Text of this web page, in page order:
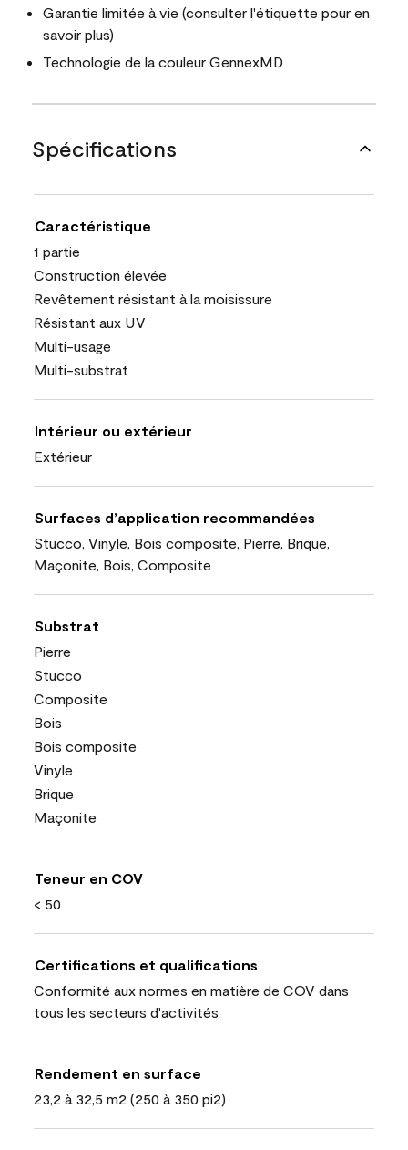
Garantie limitée à vie (consulter l'étiquette pour en
savoir plus)
Technologie de la couleur GennexMD
Spécifications
Caractéristique
1 partie
Construction élevée
Revêtement résistant à la moisissure
Résistant aux UV
Multi-usage
Multi-substrat
Intérieur ou extérieur
Extérieur
Surfaces d’application recommandées
Stucco, Vinyle, Bois composite, Pierre, Brique,
Maçonite, Bois, Composite
Substrat
Pierre
Stucco
Composite
Bois
Bois composite
Vinyle
Brique
Maçonite
Teneur en COV
< 50
Certifications et qualifications
Conformité aux normes en matière de COV dans
tous les secteurs d'activités
Rendement en surface
23,2 à 32,5 m2 (250 à 350 pi2)